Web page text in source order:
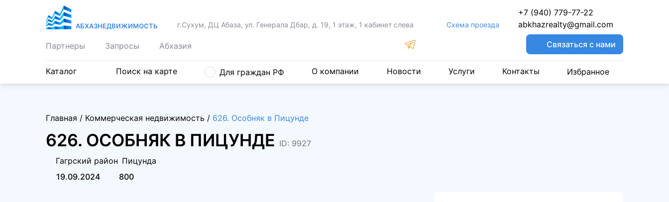
АБХАЗНЕДВИЖИМОСТЬ г.Сухум, ДЦ Абаза, ул. Генерала Дбар, д. 19, 1 этаж, 1 кабинет слева Cхема проезда
+7 (940) 779-77-22
abkhazrealty@gmail.com
Партнеры Запросы Абхазия Связаться с нами
Каталог Поиск на карте Для граждан РФ О компании Новости Услуги Контакты Избранное
Главная / Коммерческая недвижимость / 626. Особняк в Пицунде
626. ОСОБНЯК В ПИЦУНДЕ ID: 9927
Гагрский район Пицунда
19.09.2024
800